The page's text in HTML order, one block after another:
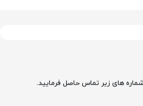
های زیر تماس حاصل فرمایید.